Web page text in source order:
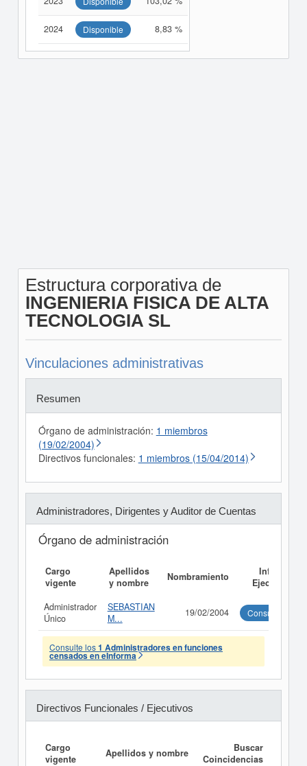
2024 Disponible 8,83 %
Estructura corporativa de
INGENIERIA FISICA DE ALTA
TECNOLOGIA SL
Vinculaciones administrativas
Resumen
Órgano de administración: 1 miembros
(19/02/2004)
Directivos funcionales: 1 miembros (15/04/2014)
Administradores, Dirigentes y Auditor de Cuentas
Órgano de administración
Cargo
vigente
Apellidos
y nombre
Nombramiento
Informe
Ejecutivo
Administrador
Único
SEBASTIAN
M...
19/02/2004 Consultar
Consulte los1 Administradores en funciones
censados en eInforma
Directivos Funcionales / Ejecutivos
Cargo
vigente
Apellidos y nombre
Buscar
Coincidencias